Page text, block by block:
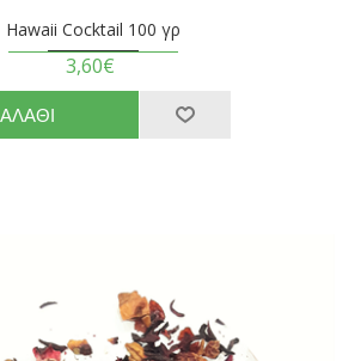
Hawaii Cocktail 100 γρ
3,60€